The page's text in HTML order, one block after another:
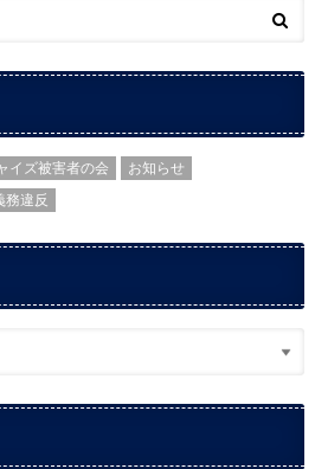
イズ被害者の会
お知らせ
務違反